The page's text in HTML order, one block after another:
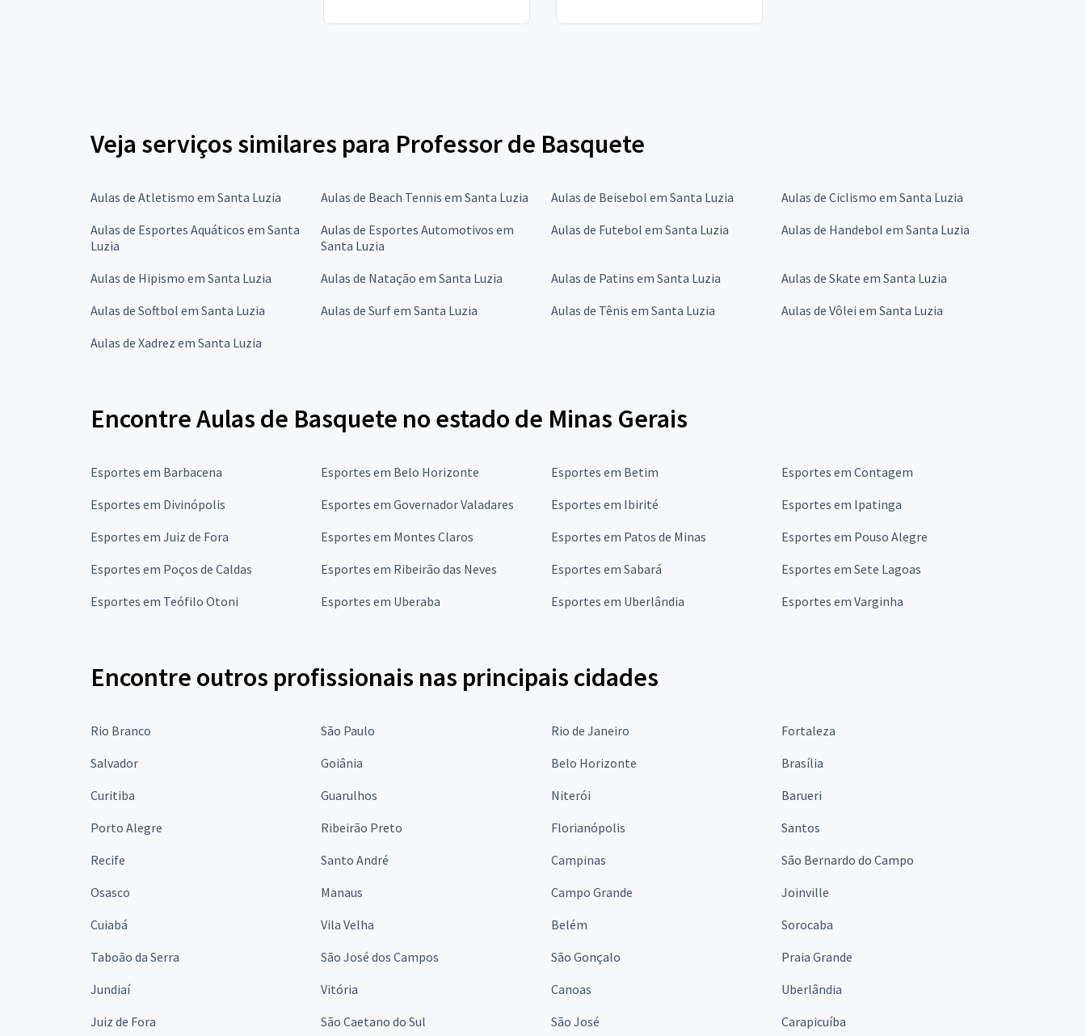
Veja serviços similares para Professor de Basquete
Aulas de Atletismo em Santa Luzia Aulas de Beach Tennis em Santa Luzia Aulas de Beisebol em Santa Luzia
Aulas de Ciclismo em Santa Luzia
Aulas de Esportes Aquáticos em Santa
Luzia
Aulas de Esportes Automotivos em
Santa Luzia
Aulas de Futebol em Santa Luzia Aulas de Handebol em Santa Luzia
Aulas de Hipismo em Santa Luzia Aulas de Natação em Santa Luzia Aulas de Patins em Santa Luzia
Aulas de Skate em Santa Luzia
Aulas de Softbol em Santa Luzia
Aulas de Surf em Santa Luzia Aulas de Tênis em Santa Luzia
Aulas de Vôlei em Santa Luzia
Aulas de Xadrez em Santa Luzia
Encontre Aulas de Basquete no estado de Minas Gerais
Esportes em Barbacena Esportes em Belo Horizonte Esportes em Betim
Esportes em Contagem
Esportes em Divinópolis
Esportes em Governador Valadares Esportes em Ibirité
Esportes em Ipatinga
Esportes em Juiz de Fora
Esportes em Montes Claros Esportes em Patos de Minas
Esportes em Pouso Alegre
Esportes em Poços de Caldas
Esportes em Ribeirão das Neves Esportes em Sabará
Esportes em Sete Lagoas
Esportes em Teófilo Otoni
Esportes em Uberaba Esportes em Uberlândia Esportes em Varginha
Encontre outros profissionais nas principais cidades
Rio Branco São Paulo Rio de Janeiro
Fortaleza
Salvador
Goiânia Belo Horizonte
Brasília
Curitiba
Guarulhos Niterói
Barueri
Porto Alegre
Ribeirão Preto Florianópolis
Santos
Recife
Santo André Campinas
São Bernardo do Campo
Osasco
Manaus Campo Grande
Joinville
Cuiabá
Vila Velha Belém
Sorocaba
Taboão da Serra
São José dos Campos São Gonçalo
Praia Grande
Jundiaí
Vitória Canoas
Uberlândia
Juiz de Fora
São Caetano do Sul São José Carapicuíba